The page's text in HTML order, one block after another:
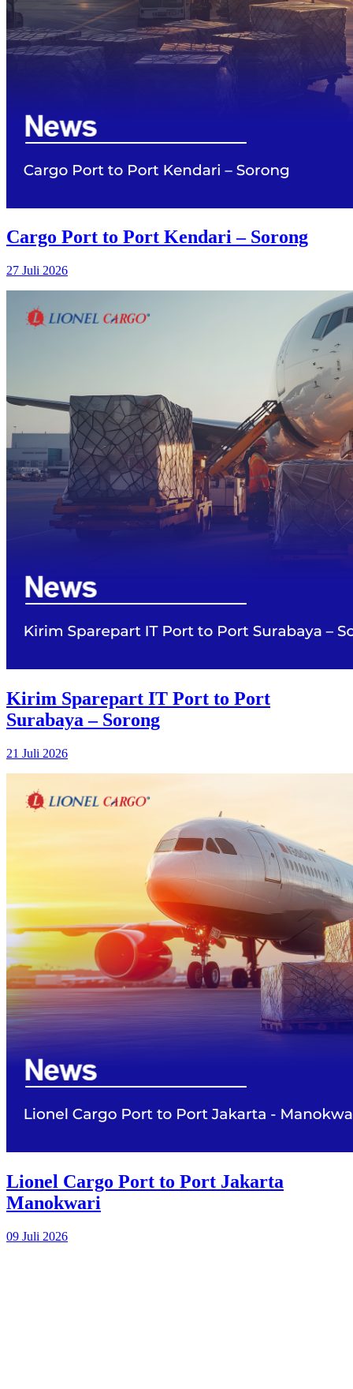
Cargo Port to Port Kendari – Sorong
27 Juli 2026
Kirim Sparepart IT Port to Port
Surabaya – Sorong
21 Juli 2026
Lionel Cargo Port to Port Jakarta
Manokwari
09 Juli 2026